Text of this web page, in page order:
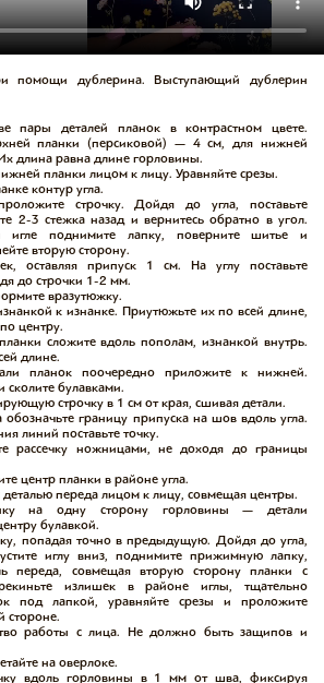
помощи дублерина. Выступающий дублерин
пары деталей планок в контрастном цвете.
планки (персиковой) — 4 см, для нижней
длина равна длине горловины.
планки лицом к лицу. Уравняйте срезы.
контур угла.
строчку. Дойдя до угла, поставьте
2-3 стежка назад и вернитесь обратно в угол.
поднимите лапку, поверните шитье и
вторую сторону.
оставляя припуск 1 см. На углу поставьте
до строчки 1-2 мм.
вразутюжку.
к изнанке. Приутюжьте их по всей длине,
центру.
сложите вдоль пополам, изнанкой внутрь.
длине.
планок поочередно приложите к нижней.
сколите булавками.
строчку в 1 см от края, сшивая детали.
обозначьте границу припуска на шов вдоль угла.
линий поставьте точку.
рассечку ножницами, не доходя до границы
центр планки в районе угла.
деталью переда лицом к лицу, совмещая центры.
на одну сторону горловины — детали
булавкой.
попадая точно в предыдущую. Дойдя до угла,
иглу вниз, поднимите прижимную лапку,
переда, совмещая вторую сторону планки с
излишек в районе иглы, тщательно
под лапкой, уравняйте срезы и проложите
стороне.
работы с лица. Не должно быть защипов и
на оверлоке.
вдоль горловины в 1 мм от шва, фиксируя